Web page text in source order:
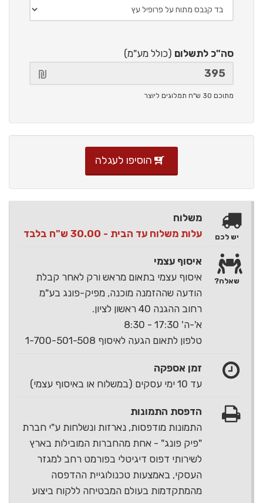
סה"כ לתשלום (כולל מע"מ)
מתוכם 30 ש"ח תמלוגים ליוצר
הוסיפו לעגלה
משלוח
עלות משלוח עד הבית - 30.00 ש"ח בלבד
איסוף עצמי
איסוף עצמי בתאום מראש ורק לאחר קבלת
הודעה שההזמנה מוכנה, מפיק-פונג בע"מ
רחוב ההגנה 40 ראשון לציון.
א'-ה' 17:30 - 8:30
טלפון לתאום הגעה לאיסוף 1-700-501-508
זמן אספקה
עד 10 ימי עסקים (במשלוח או באיסוף עצמי)
הדפסת התמונות
התמונות מודפסות, נארזות ונשלחות ע"י חברת
"פיק פונג" - אחת מהחברות המובילות בארץ
לשירותי דפוס דיגיטלי בפורמט רחב למגזר
העסקי, באמצעות טכנולוגיית ההדפסה
מהמתקדמות בעולם המבטיחה ללקוח ביצוע
יש לכם
שאלה?